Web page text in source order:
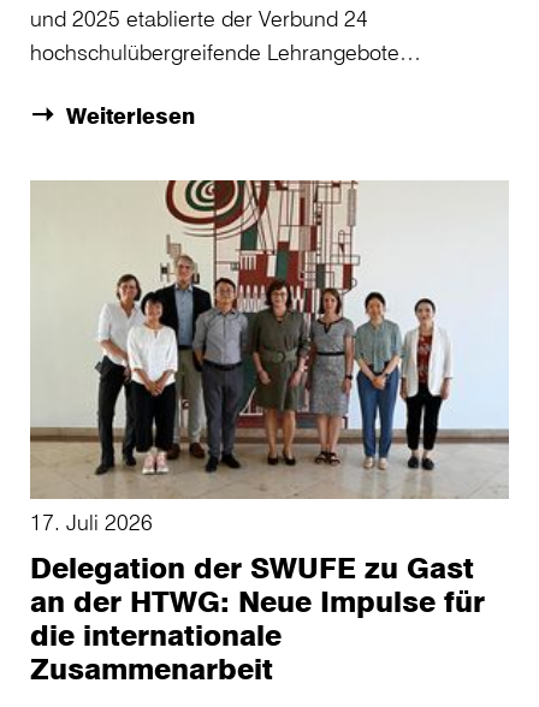
und 2025 etablierte der Verbund 24
hochschulübergreifende Lehrangebote…
Weiterlesen
17. Juli 2026
Delegation der SWUFE zu Gast
an der HTWG: Neue Impulse für
die internationale
Zusammenarbeit